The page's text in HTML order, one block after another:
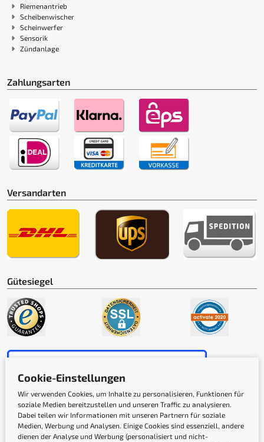
Riemenantrieb
Scheibenwischer
Scheinwerfer
Sensorik
Zündanlage
Zahlungsarten
Versandarten
Gütesiegel
Newsletter
Cookie-Einstellungen
Wir verwenden Cookies, um Inhalte zu personalisieren, Funktionen für
soziale Medien bereitzustellen und unseren Traffic zu analysieren.
Dabei teilen wir Informationen mit unseren Partnern für soziale
Medien, Werbung und Analysen. Einige Cookies sind essenziell, andere
dienen der Analyse und Werbung (personalisiert und nicht-